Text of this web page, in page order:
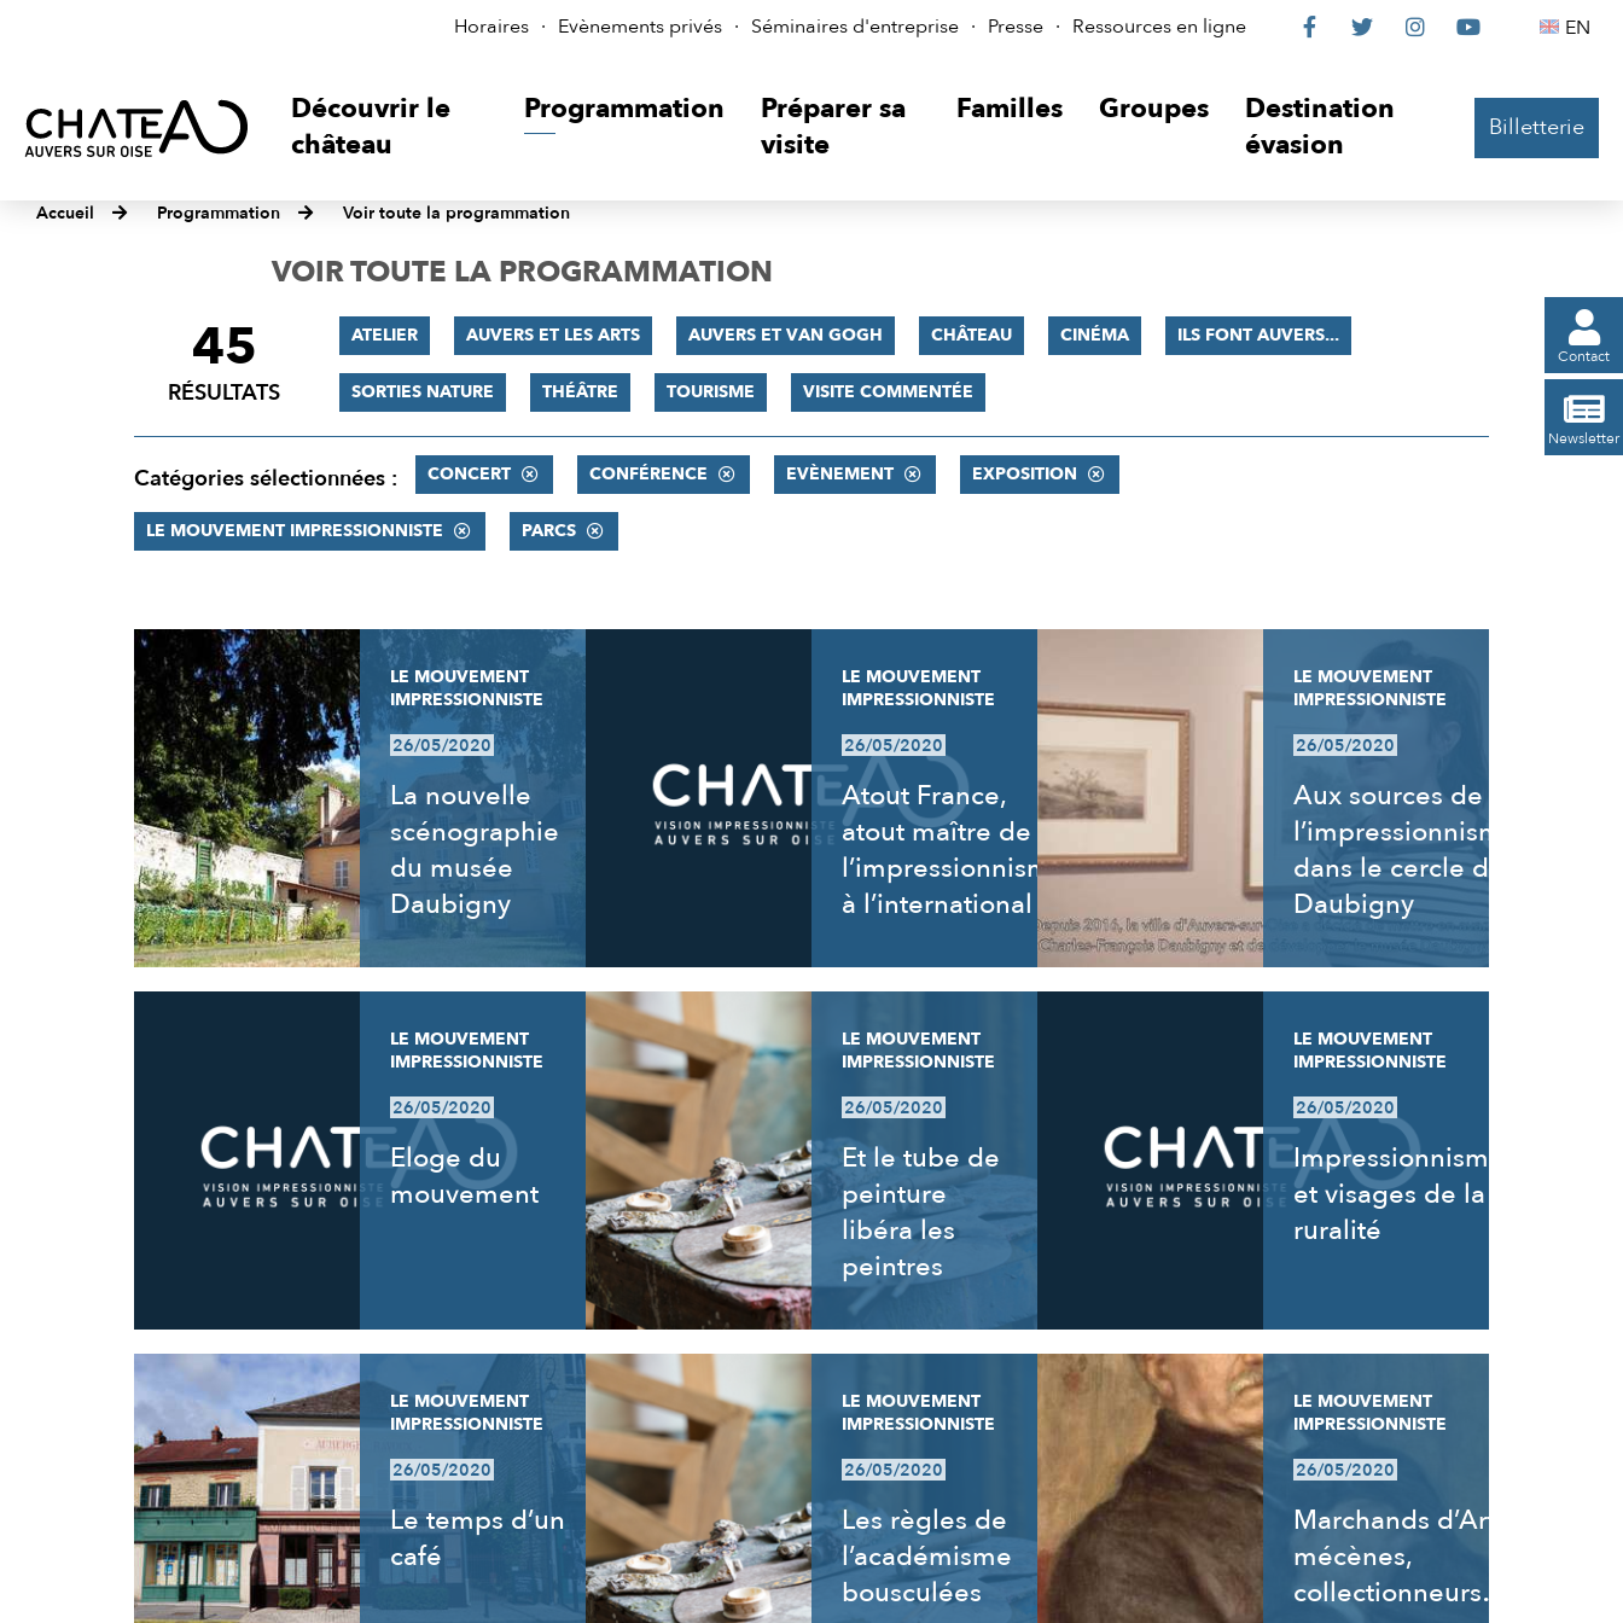
Horaires Evènements privés Séminaires d'entreprise Presse Ressources en ligne
Le
sur

Le

Le

Le
 EN
Découvrir le
château
Programmation
Préparer sa
visite
Familles Groupes
Destination
évasion
Billetterie
Accueil Programmation Voir toute la programmation

Contact

Newsletter
VOIR TOUTE LA PROGRAMMATION
FILTRER
RÉSULTATS
45
RÉSULTATS
ATELIER AUVERS ET LES ARTS AUVERS ET VAN GOGH CHÂTEAU CINÉMA ILS FONT AUVERS...
SORTIES NATURE THÉÂTRE TOURISME VISITE COMMENTÉE
Catégories sélectionnées : CONCERT CONFÉRENCE EVÈNEMENT EXPOSITION
LE MOUVEMENT IMPRESSIONNISTE PARCS
RÉSULTATS
LE MOUVEMENT
IMPRESSIONNISTE
26/05/2020
La nouvelle
scénographie
du musée
Daubigny
LE MOUVEMENT
IMPRESSIONNISTE
26/05/2020
Atout France,
atout maître de
l’impressionnisme
à l’international
LE MOUVEMENT
IMPRESSIONNISTE
26/05/2020
Aux sources de
l’impressionnisme,
dans le cercle de
Daubigny
LE MOUVEMENT
IMPRESSIONNISTE
26/05/2020
Eloge du
mouvement
LE MOUVEMENT
IMPRESSIONNISTE
26/05/2020
Et le tube de
peinture
libéra les
peintres
LE MOUVEMENT
IMPRESSIONNISTE
26/05/2020
Impressionnisme
et visages de la
ruralité
LE MOUVEMENT
IMPRESSIONNISTE
26/05/2020
Le temps d’un
café
LE MOUVEMENT
IMPRESSIONNISTE
26/05/2020
Les règles de
l’académisme
bousculées
LE MOUVEMENT
IMPRESSIONNISTE
26/05/2020
Marchands d’Art,
mécènes,
collectionneurs…